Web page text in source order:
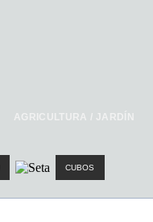
AGRICULTURA / JARDÍN
CUBOS